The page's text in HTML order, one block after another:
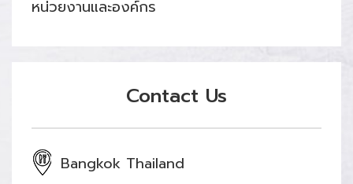
หน่วยงานและองค์กร
Contact Us
Bangkok Thailand